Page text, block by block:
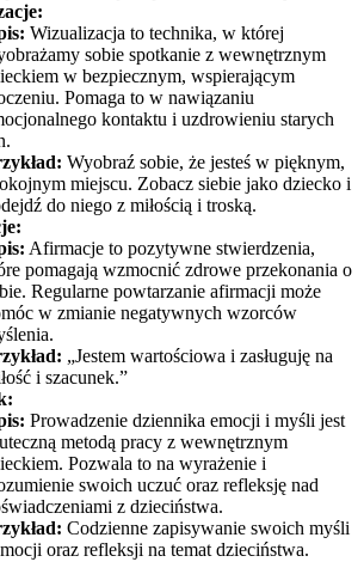
Wizualizacja to technika, w której
sobie spotkanie z wewnętrznym
w bezpiecznym, wspierającym
Pomaga to w nawiązaniu
kontaktu i uzdrowieniu starych
Wyobraź sobie, że jesteś w pięknym,
miejscu. Zobacz siebie jako dziecko i
do niego z miłością i troską.
Afirmacje to pozytywne stwierdzenia,
pomagają wzmocnić zdrowe przekonania o
Regularne powtarzanie afirmacji może
w zmianie negatywnych wzorców
„Jestem wartościowa i zasługuję na
i szacunek.”
Prowadzenie dziennika emocji i myśli jest
metodą pracy z wewnętrznym
Pozwala to na wyrażenie i
swoich uczuć oraz refleksję nad
z dzieciństwa.
Codzienne zapisywanie swoich myśli
oraz refleksji na temat dzieciństwa.